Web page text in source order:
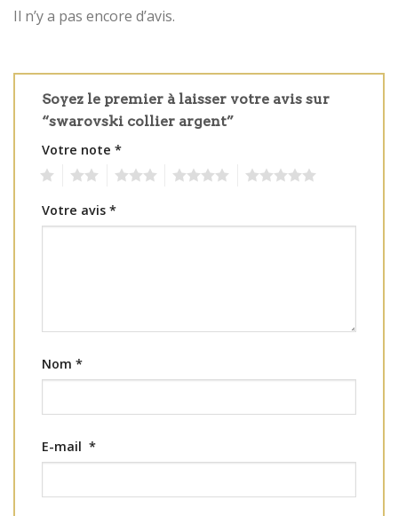
Il n’y a pas encore d’avis.
Soyez le premier à laisser votre avis sur
“swarovski collier argent”
Votre note *
Votre avis *
Nom *
E-mail *